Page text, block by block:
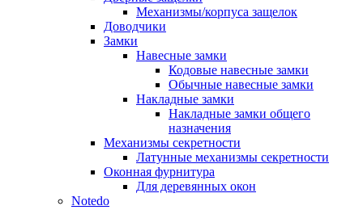
Механизмы/корпуса защелок
Доводчики
Замки
Навесные замки
Кодовые навесные замки
Обычные навесные замки
Накладные замки
Накладные замки общего
назначения
Механизмы секретности
Латунные механизмы секретности
Оконная фурнитура
Для деревянных окон
Notedo